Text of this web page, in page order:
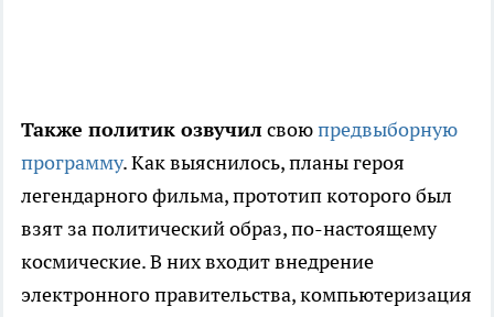
Также политик озвучил своюпредвыборную
программу. Как выяснилось, планы героя
легендарного фильма, прототип которого был
взят за политический образ, по-настоящему
космические. В них входит внедрение
электронного правительства, компьютеризация